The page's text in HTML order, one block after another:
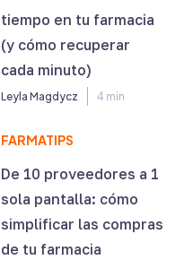
tiempo en tu farmacia
(y cómo recuperar
cada minuto)
Leyla Magdycz 4 min
FARMATIPS
De 10 proveedores a 1
sola pantalla: cómo
simplificar las compras
de tu farmacia